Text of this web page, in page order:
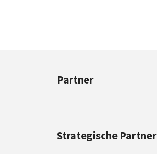
Partner
Strategische Partner